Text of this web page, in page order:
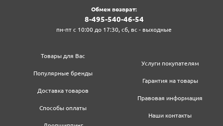
Обмен возврат:
8‍-4‍9‍5‍-5‍4‍0‍-4‍6‍-5‍4‍
пн-пт с 10:00 до 17:30, сб, вс - выходные
Товары для Вас
Популярные бренды
Доставка товаров
Способы оплаты
Услуги покупателям
Гарантия на товары
Правовая информация
Наши контакты